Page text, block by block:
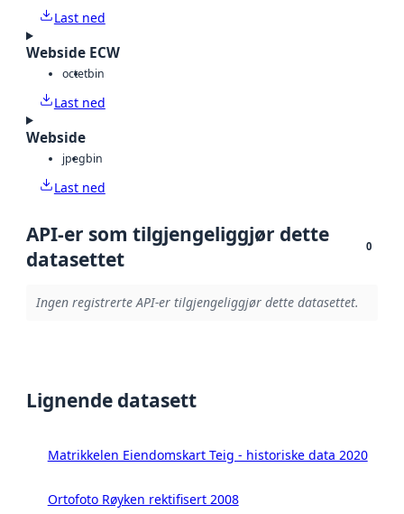
Last ned
Webside ECW
octetbin
Last ned
Webside
jpegbin
Last ned
API-er som tilgjengeliggjør dette
datasettet
0
Ingen registrerte API-er tilgjengeliggjør dette datasettet.
Lignende datasett
Matrikkelen Eiendomskart Teig - historiske data 2020
Ortofoto Røyken rektifisert 2008